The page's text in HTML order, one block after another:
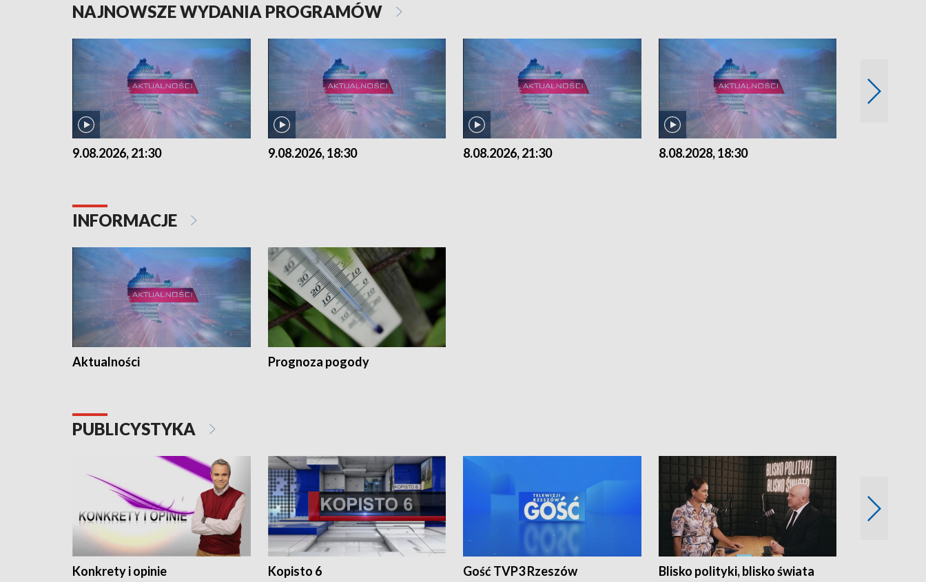
NAJNOWSZE WYDANIA PROGRAMÓW
9.08.2026, 21:30 9.08.2026, 18:30 8.08.2026, 21:30 8.08.2028, 18:30
INFORMACJE
Aktualności Prognoza pogody
PUBLICYSTYKA
Konkrety i opinie Kopisto 6 Gość TVP3 Rzeszów Blisko polityki, blisko świata